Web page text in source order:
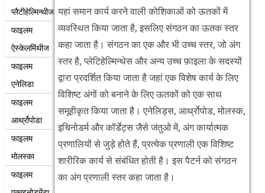
प्लैटीहेल्मिन्थीज
फाइलम
ऐस्केलमिंथीज
फाइलम
एनेलिडा
फाइलम
आर्थ्रोपोडा
फाइलम
मोलस्का
फाइलम
यहां समान कार्य करने वाली कोशिकाओं को ऊतकों में
व्यवस्थित किया जाता है, इसलिए संगठन का ऊतक स्तर
कहा जाता है। संगठन का एक और भी उच्च स्तर, जो अंग
स्तर है, प्लेटिहेल्मिन्थेस और अन्य उच्च फ़ाइला के सदस्यों
द्वारा प्रदर्शित किया जाता है जहां एक विशेष कार्य के लिए
विशिष्ट अंगों को बनाने के लिए ऊतकों को एक साथ
समूहीकृत किया जाता है। एनेलिड्स, आर्थ्रोपोड, मोलस्क,
इचिनोडर्म और कॉर्डेट्स जैसे जंतुओ में, अंग कार्यात्मक
प्रणालियों से जुड़े होते हैं, प्रत्येक प्रणाली एक विशिष्ट
शारीरिक कार्य से संबंधित होती है। इस पैटर्न को संगठन
का अंग प्रणाली स्तर कहा जाता है।